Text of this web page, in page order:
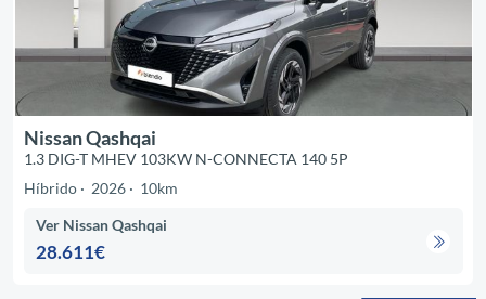
Nissan Qashqai
1.3 DIG-T MHEV 103KW N-CONNECTA 140 5P
Híbrido
2026 10km
Ver Nissan Qashqai
28.611€